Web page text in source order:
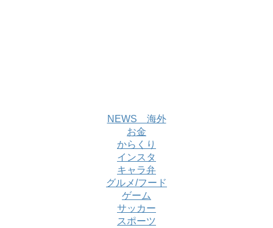
NEWS 海外
お金
からくり
インスタ
キャラ弁
グルメ/フード
ゲーム
サッカー
スポーツ